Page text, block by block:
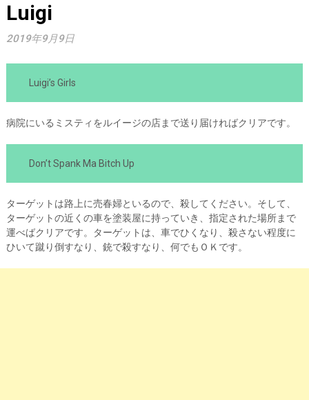
Luigi
2019年9月9日
Luigi’s Girls
病院にいるミスティをルイージの店まで送り届ければクリアです。
Don’t Spank Ma Bitch Up
ターゲットは路上に売春婦といるので、殺してください。そして、
ターゲットの近くの車を塗装屋に持っていき、指定された場所まで
運べばクリアです。ターゲットは、車でひくなり、殺さない程度に
ひいて蹴り倒すなり、銃で殺すなり、何でもＯＫです。